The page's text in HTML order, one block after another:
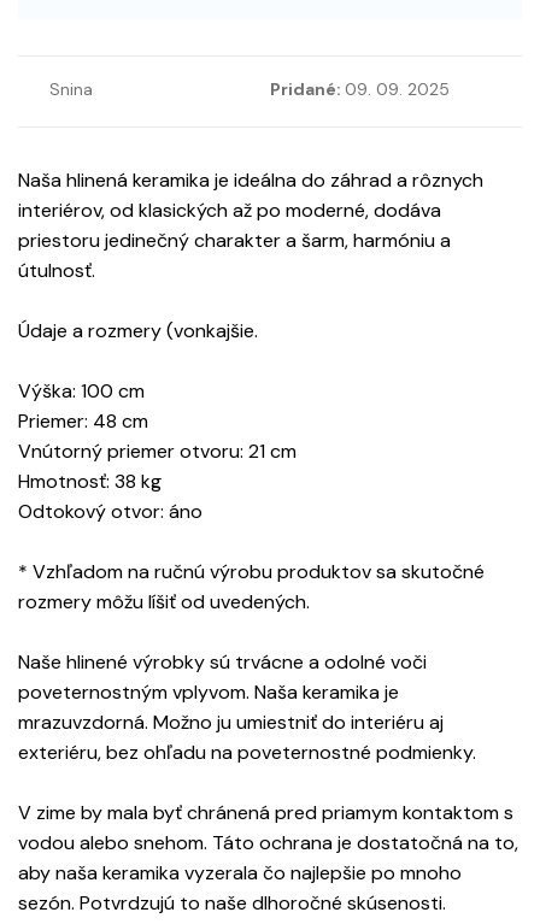
Snina Pridané: 09. 09. 2025
Naša hlinená keramika je ideálna do záhrad a rôznych
interiérov, od klasických až po moderné, dodáva
priestoru jedinečný charakter a šarm, harmóniu a
útulnosť.
Údaje a rozmery (vonkajšie.
Výška: 100 cm
Priemer: 48 cm
Vnútorný priemer otvoru: 21 cm
Hmotnosť: 38 kg
Odtokový otvor: áno
* Vzhľadom na ručnú výrobu produktov sa skutočné
rozmery môžu líšiť od uvedených.
Naše hlinené výrobky sú trvácne a odolné voči
poveternostným vplyvom. Naša keramika je
mrazuvzdorná. Možno ju umiestniť do interiéru aj
exteriéru, bez ohľadu na poveternostné podmienky.
V zime by mala byť chránená pred priamym kontaktom s
vodou alebo snehom. Táto ochrana je dostatočná na to,
aby naša keramika vyzerala čo najlepšie po mnoho
sezón. Potvrdzujú to naše dlhoročné skúsenosti.